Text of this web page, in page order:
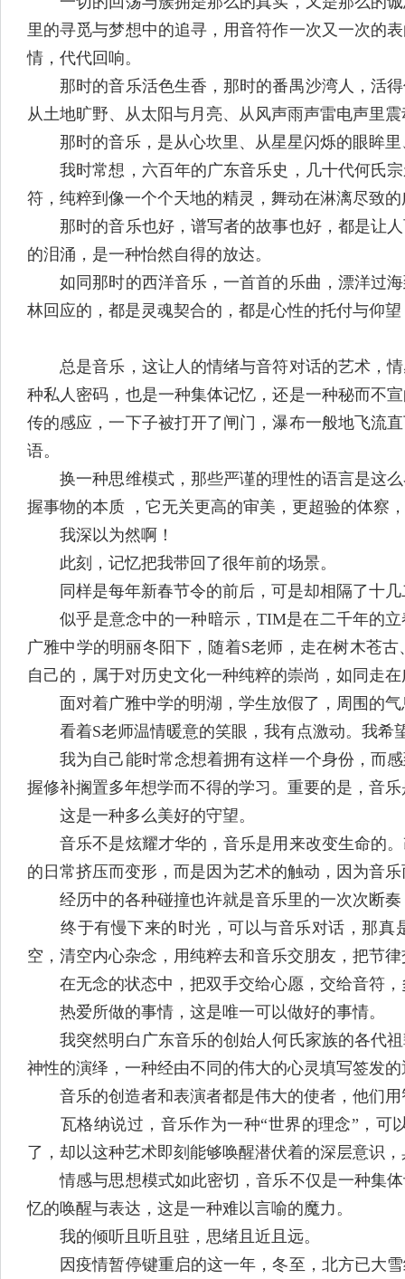
里的寻觅与梦想中的追寻，用音符作一次又一次的
情，代代回响。
那时的音乐活色生香，那时的番禺沙湾人，活得
从土地旷野、从太阳与月亮、从风声雨声雷电声里
那时的音乐，是从心坎里、从星星闪烁的眼眸里
我时常想，六百年的广东音乐史，几十代何氏宗
符，纯粹到像一个个天地的精灵，舞动在淋漓尽致
那时的音乐也好，谱写者的故事也好，都是让人
的泪涌，是一种怡然自得的放达。
如同那时的西洋音乐，一首首的乐曲，漂洋过海
林回应的，都是灵魂契合的，都是心性的托付与仰
总是音乐，这让人的情绪与音符对话的艺术，情
种私人密码，也是一种集体记忆，还是一种秘而不
传的感应，一下子被打开了闸门，瀑布一般地飞流
语。
换一种思维模式，那些严谨的理性的语言是这么
握事物的本质 ，它无关更高的审美，更超验的体察
我深以为然啊！
此刻，记忆把我带回了很年前的场景。
同样是每年新春节令的前后，可是却相隔了十几
似乎是意念中的一种暗示，TIM是在二千年的立
广雅中学的明丽冬阳下，随着S老师，走在树木苍
自己的，属于对历史文化一种纯粹的崇尚，如同走
面对着广雅中学的明湖，学生放假了，周围的气
看着S老师温情暖意的笑眼，我有点激动。我希
我为自己能时常念想着拥有这样一个身份，而感
握修补搁置多年想学而不得的学习。重要的是，音
这是一种多么美好的守望。
音乐不是炫耀才华的，音乐是用来改变生命的。
的日常挤压而变形，而是因为艺术的触动，因为音
经历中的各种碰撞也许就是音乐里的一次次断奏
终于有慢下来的时光，可以与音乐对话，那真
空，清空内心杂念，用纯粹去和音乐交朋友，把节
在无念的状态中，把双手交给心愿，交给音符，
热爱所做的事情，这是唯一可以做好的事情。
我突然明白广东音乐的创始人何氏家族的各代祖
神性的演绎，一种经由不同的伟大的心灵填写签发
音乐的创造者和表演者都是伟大的使者，他们用
瓦格纳说过，音乐作为一种“世界的理念”，可
了，却以这种艺术即刻能够唤醒潜伏着的深层意识
情感与思想模式如此密切，音乐不仅是一种集体
忆的唤醒与表达，这是一种难以言喻的魔力。
我的倾听且听且驻，思绪且近且远。
因疫情暂停键重启的这一年，冬至，北方已大雪